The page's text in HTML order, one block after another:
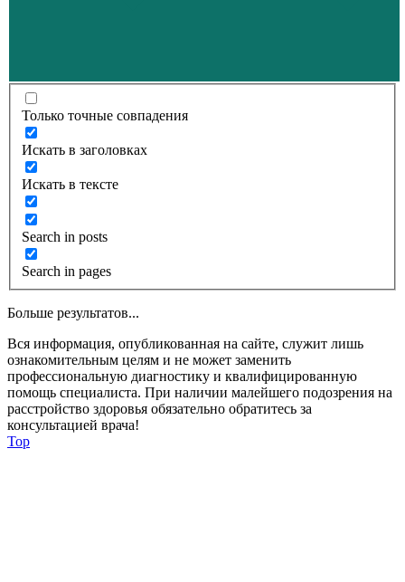
Только точные совпадения
Искать в заголовках
Искать в тексте
Search in posts
Search in pages
Больше результатов...
Вся информация, опубликованная на сайте, служит лишь
ознакомительным целям и не может заменить
профессиональную диагностику и квалифицированную
помощь специалиста. При наличии малейшего подозрения на
расстройство здоровья обязательно обратитесь за
консультацией врача!
Top